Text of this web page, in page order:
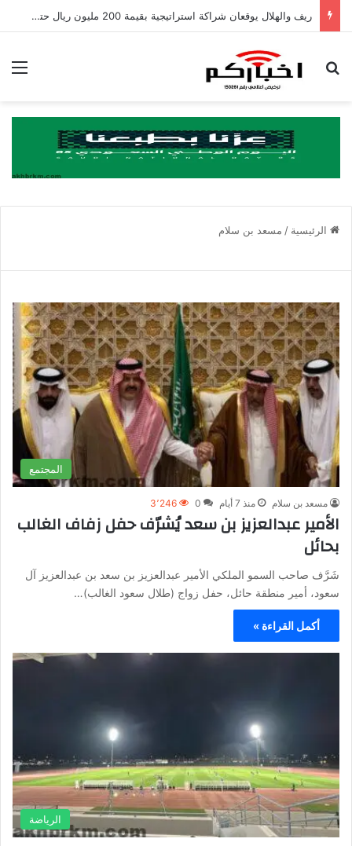
ريف والهلال يوقعان شراكة استراتيجية بقيمة 200 مليون ريال حتى عام 2031
بحث عن
الرئيسية / مسعد بن سلام
المجتمع
مسعد بن سلام منذ 7 أيام 0 3٬246
الأمير عبدالعزيز بن سعد يُشرّف حفل زفاف الغالب
بحائل
شَرَّف صاحب السمو الملكي الأمير عبدالعزيز بن سعد بن عبدالعزيز آل
سعود، أمير منطقة حائل، حفل زواج (طلال سعود الغالب)…
أكمل القراءة »
الرياضة